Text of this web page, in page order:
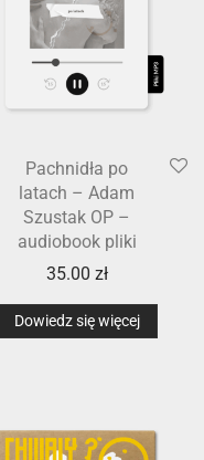
Pachnidła po
latach – Adam
Szustak OP –
audiobook pliki
35.00 zł
Dowiedz się więcej